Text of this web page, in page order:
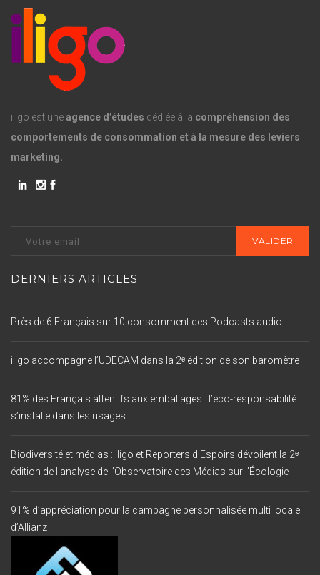
iligo est uneagence d’études dédiée à la compréhension des
comportements de consommation et à la mesure des leviers
marketing.
DERNIERS ARTICLES
Près de 6 Français sur 10 consomment des Podcasts audio
iligo accompagne l’UDECAM dans la 2ᵉ édition de son baromètre
81% des Français attentifs aux emballages : l’éco-responsabilité
s’installe dans les usages
Biodiversité et médias : iligo et Reporters d’Espoirs dévoilent la 2ᵉ
édition de l’analyse de l’Observatoire des Médias sur l’Écologie
91% d’appréciation pour la campagne personnalisée multi locale
d’Allianz